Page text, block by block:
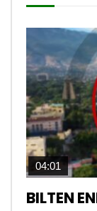
04:01
BILTEN